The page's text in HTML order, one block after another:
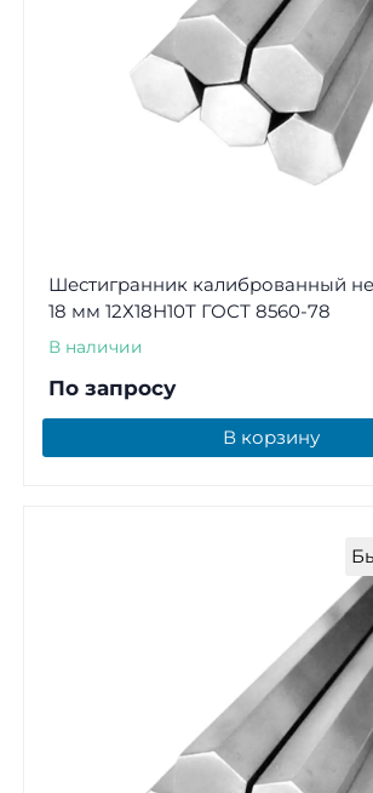
Шестигранник калиброванный
18 мм 12Х18Н10Т ГОСТ 8560-78
В наличии
По запросу
В корзину